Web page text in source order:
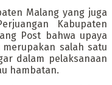
Malang yang juga
Kabupaten
Post bahwa upaya
merupakan salah satu
dalam pelaksanaan
hambatan.